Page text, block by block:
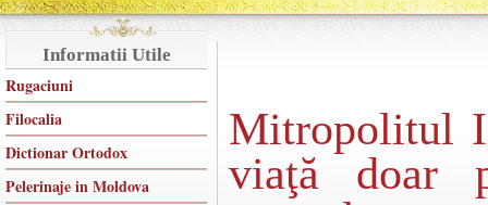
Informatii Utile
Rugaciuni
Filocalia
Dictionar Ortodox
Pelerinaje in Moldova
Mitropolitul
viaţă doar